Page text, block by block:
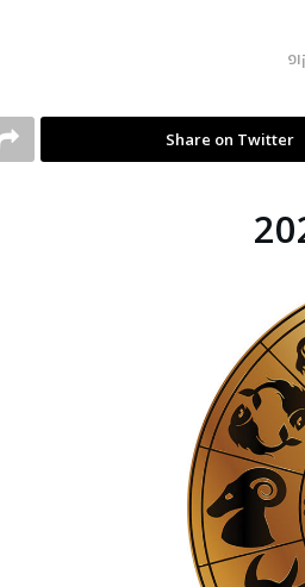
Share on Twitter